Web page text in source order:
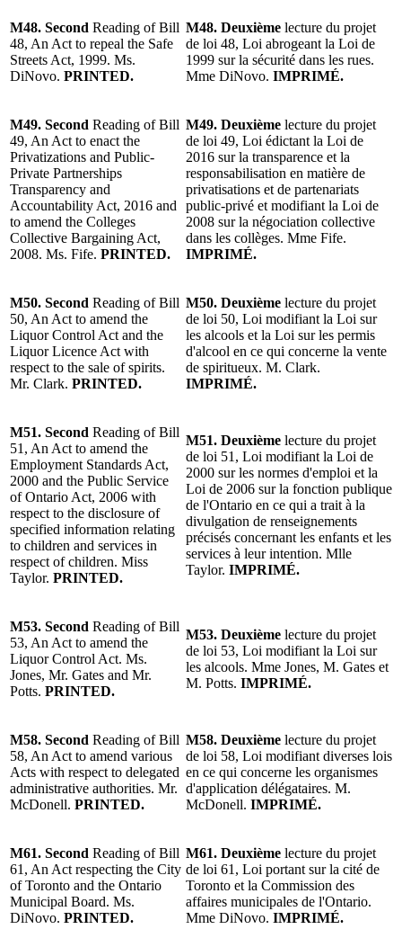
M48. Second Reading of Bill
48, An Act to repeal the Safe
Streets Act, 1999. Ms.
DiNovo. PRINTED.
M48. Deuxième lecture du projet
de loi 48, Loi abrogeant la Loi de
1999 sur la sécurité dans les rues.
Mme DiNovo. IMPRIMÉ.
M49. Second Reading of Bill
49, An Act to enact the
Privatizations and Public-
Private Partnerships
Transparency and
Accountability Act, 2016 and
to amend the Colleges
Collective Bargaining Act,
2008. Ms. Fife. PRINTED.
M49. Deuxième lecture du projet
de loi 49, Loi édictant la Loi de
2016 sur la transparence et la
responsabilisation en matière de
privatisations et de partenariats
public-privé et modifiant la Loi de
2008 sur la négociation collective
dans les collèges. Mme Fife.
IMPRIMÉ.
M50. Second Reading of Bill
50, An Act to amend the
Liquor Control Act and the
Liquor Licence Act with
respect to the sale of spirits.
Mr. Clark. PRINTED.
M50. Deuxième lecture du projet
de loi 50, Loi modifiant la Loi sur
les alcools et la Loi sur les permis
d'alcool en ce qui concerne la vente
de spiritueux. M. Clark.
IMPRIMÉ.
M51. Second Reading of Bill
51, An Act to amend the
Employment Standards Act,
2000 and the Public Service
of Ontario Act, 2006 with
respect to the disclosure of
specified information relating
to children and services in
respect of children. Miss
Taylor. PRINTED.
M51. Deuxième lecture du projet
de loi 51, Loi modifiant la Loi de
2000 sur les normes d'emploi et la
Loi de 2006 sur la fonction publique
de l'Ontario en ce qui a trait à la
divulgation de renseignements
précisés concernant les enfants et les
services à leur intention. Mlle
Taylor. IMPRIMÉ.
M53. Second Reading of Bill
53, An Act to amend the
Liquor Control Act. Ms.
Jones, Mr. Gates and Mr.
Potts. PRINTED.
M53. Deuxième lecture du projet
de loi 53, Loi modifiant la Loi sur
les alcools. Mme Jones, M. Gates et
M. Potts. IMPRIMÉ.
M58. Second Reading of Bill
58, An Act to amend various
Acts with respect to delegated
administrative authorities. Mr.
McDonell. PRINTED.
M58. Deuxième lecture du projet
de loi 58, Loi modifiant diverses lois
en ce qui concerne les organismes
d'application délégataires. M.
McDonell. IMPRIMÉ.
M61. Second Reading of Bill
61, An Act respecting the City
of Toronto and the Ontario
Municipal Board. Ms.
DiNovo. PRINTED.
M61. Deuxième lecture du projet
de loi 61, Loi portant sur la cité de
Toronto et la Commission des
affaires municipales de l'Ontario.
Mme DiNovo. IMPRIMÉ.